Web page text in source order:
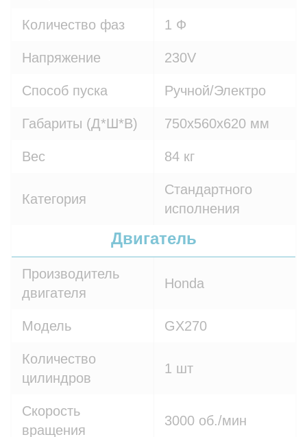
Количество фаз 1 Ф
Напряжение 230V
Способ пуска Ручной/Электро
Габариты (Д*Ш*В) 750х560х620 мм
Вес 84 кг
Категория
Стандартного
исполнения
Двигатель
Производитель
двигателя
Honda
Модель GX270
Количество
цилиндров
1 шт
Скорость
вращения
3000 об./мин